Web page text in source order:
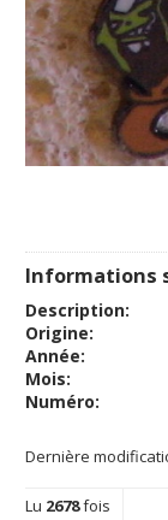
Informations
Description:
Origine:
Année:
Mois:
Numéro:
Dernière
Lu 2678fois